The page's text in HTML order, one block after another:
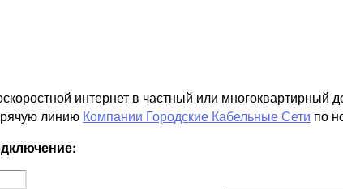
интернет в частный или многоквартирный
линию Компании Городские Кабельные Сети по